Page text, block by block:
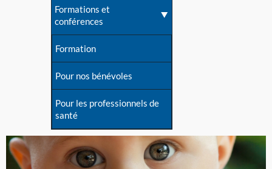
Formations et
conférences
Formation
Pour nos bénévoles
Pour les professionnels de
santé